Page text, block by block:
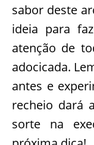
sabor deste
ideia para
atenção de
adocicada.
antes e
recheio dará
sorte na